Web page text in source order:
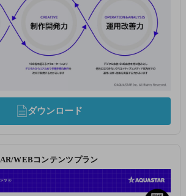
ダウンロード
AR/WEBコンテンツプラン